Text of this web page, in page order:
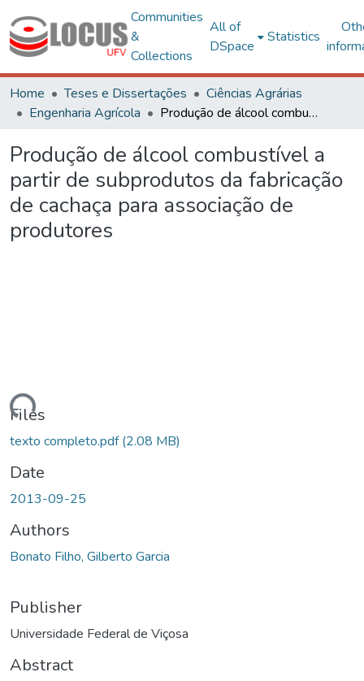
Communities
&
Collections
All of
DSpace
Statistics
Home Teses e Dissertações
Ciências Agrárias
Engenharia Agrícola
Produção de álcool combustível a partir de subprodutos da fabricação de cachaça para associação de produtores
Produção de álcool combustível a
partir de subprodutos da fabricação
de cachaça para associação de
produtores
Files
texto completo.pdf(2.08 MB)
Date
2013-09-25
Authors
Bonato Filho, Gilberto Garcia
Publisher
Universidade Federal de Viçosa
Abstract